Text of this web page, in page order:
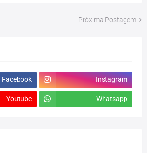
Próxima Postagem
Facebook Instagram
Youtube Whatsapp